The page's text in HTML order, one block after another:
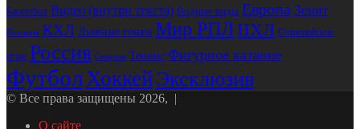
Баскетбол Видео (внутри текста) Водные виды Европа Зенит
Испания КХЛ Лыжные гонки Мир РПЛНХЛ Олимпийские
игры Россия Спартак Теннис Фигурное катание
ФутболХоккейЭксклюзив
© Все права защищены 2026, |
О сайте